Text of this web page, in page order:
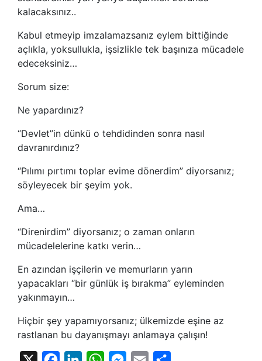
kalacaksınız..
Kabul etmeyip imzalamazsanız eylem bittiğinde
açlıkla, yoksullukla, işsizlikle tek başınıza mücadele
edeceksiniz…
Sorum size:
Ne yapardınız?
“Devlet”in dünkü o tehdidinden sonra nasıl
davranırdınız?
“Pılımı pırtımı toplar evime dönerdim” diyorsanız;
söyleyecek bir şeyim yok.
Ama…
“Direnirdim” diyorsanız; o zaman onların
mücadelelerine katkı verin…
En azından işçilerin ve memurların yarın
yapacakları “bir günlük iş bırakma” eyleminden
yakınmayın…
Hiçbir şey yapamıyorsanız; ülkemizde eşine az
rastlanan bu dayanışmayı anlamaya çalışın!